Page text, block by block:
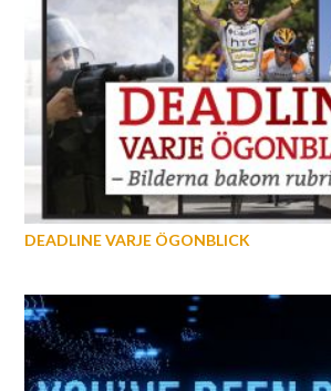
DEADLINE VARJE ÖGONBLICK